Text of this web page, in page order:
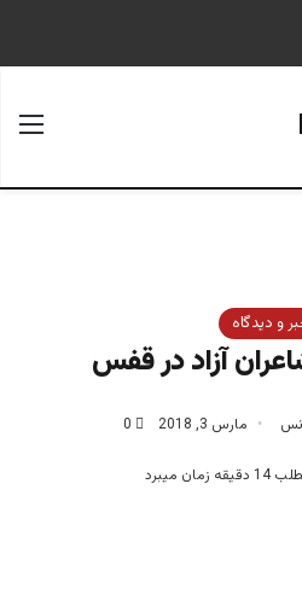
و دیدگاه
آزاد در قفس
مارس 3, 2018 0
میبرد